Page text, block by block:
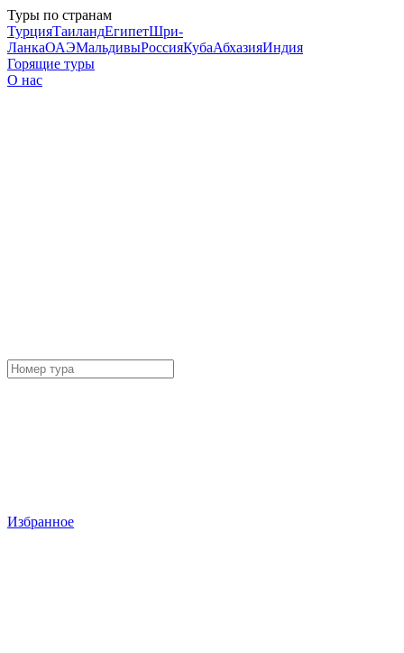
Туры по странам
ТурцияТаиландЕгипетШри-
ЛанкаОАЭМальдивыРоссияКубаАбхазияИндия
Горящие туры
О нас
Избранное